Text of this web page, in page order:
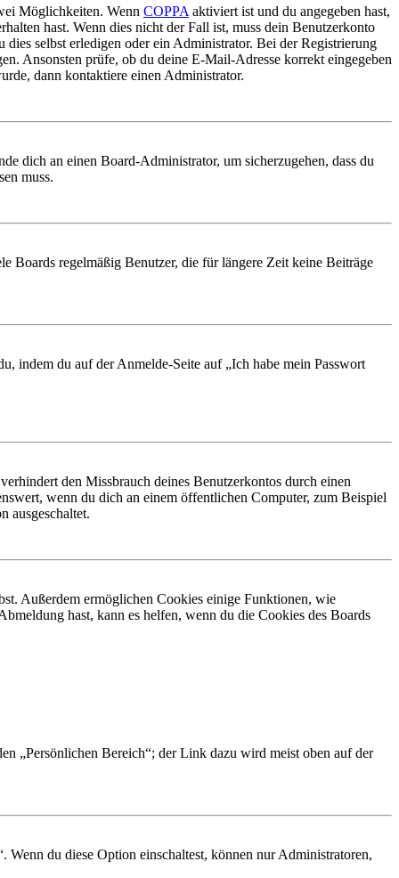
Möglichkeiten. Wenn COPPA aktiviert ist und du angegeben hast,
hast. Wenn dies nicht der Fall ist, muss dein Benutzerkonto
selbst erledigen oder ein Administrator. Bei der Registrierung
Ansonsten prüfe, ob du deine E-Mail-Adresse korrekt eingegeben
dann kontaktiere einen Administrator.
dich an einen Board-Administrator, um sicherzugehen, dass du
muss.
Boards regelmäßig Benutzer, die für längere Zeit keine Beiträge
indem du auf der Anmelde-Seite auf „Ich habe mein Passwort
den Missbrauch deines Benutzerkontos durch einen
wenn du dich an einem öffentlichen Computer, zum Beispiel
ausgeschaltet.
Außerdem ermöglichen Cookies einige Funktionen, wie
hast, kann es helfen, wenn du die Cookies des Boards
„Persönlichen Bereich“; der Link dazu wird meist oben auf der
du diese Option einschaltest, können nur Administratoren,